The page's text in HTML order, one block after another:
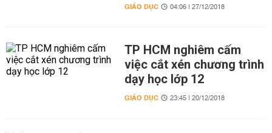
GIÁO DỤC 04:06 | 27/12/2018
TP HCM nghiêm cấm
việc cắt xén chương trình
dạy học lớp 12
GIÁO DỤC 23:45 | 20/12/2018